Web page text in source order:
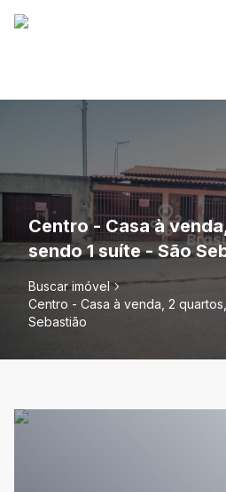
Centro - Casa à
sendo 1 suíte - São
Buscar imóvel
Centro - Casa à venda, 2
Sebastião